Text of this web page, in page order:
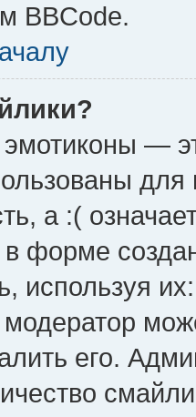
BBCode.
—
а :(
форме
используя
его.